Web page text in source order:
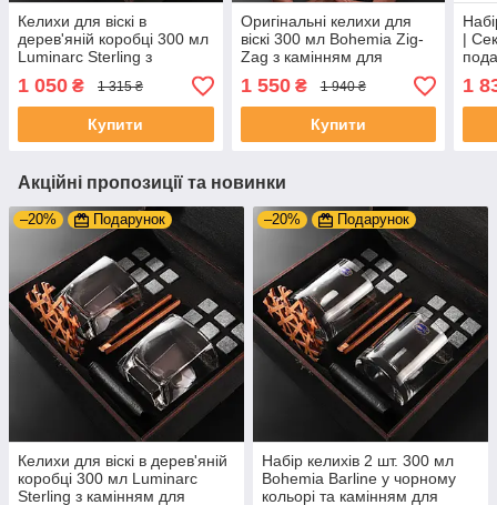
Келихи для віскі в
дерев'яній коробці 300 мл
Luminarc Sterling з
камінням для
охолодження напою
1 050 ₴ 1 315 ₴
Купити
Оригінальні келихи для
віскі 300 мл Bohemia Zig-
Zag з камінням для
охолодження напою
1 550₴ 1 940 ₴
Купити
|
300
1
Акційні пропозиції та новинки
–20% Подарунок
Келихи для віскі в дерев'яній
коробці 300 мл Luminarc
Sterling з камінням для
–20% Подарунок
Набір келихів 2 шт. 300 мл
Bohemia Barline у чорному
кольорі та камінням для